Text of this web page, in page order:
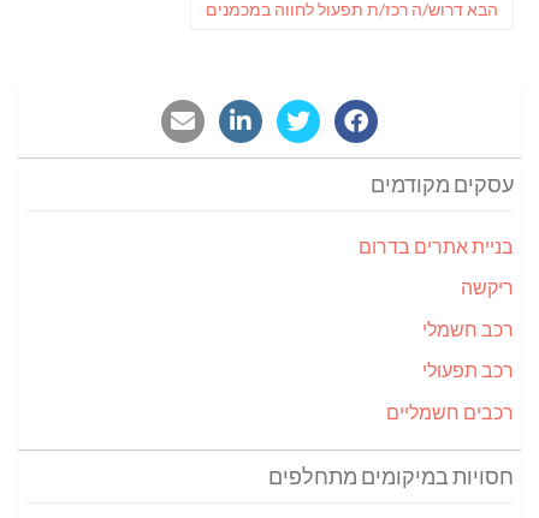
הבאפוסט
דרוש/ה רכז/ת תפעול לחווה במכמנים
עסקים מקודמים
בניית אתרים בדרום
ריקשה
רכב חשמלי
רכב תפעולי
רכבים חשמליים
חסויות במיקומים מתחלפים